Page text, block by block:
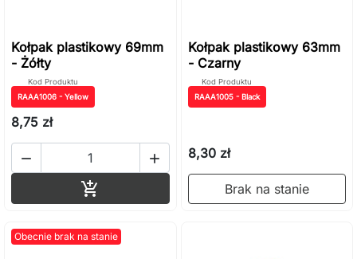
Kołpak plastikowy 69mm
- Żółty
Kod Produktu
RAAA1006 - Yellow
8,75 zł
 

Kołpak plastikowy 63mm
- Czarny
Kod Produktu
RAAA1005 - Black
8,30 zł
Brak na stanie
Obecnie brak na stanie